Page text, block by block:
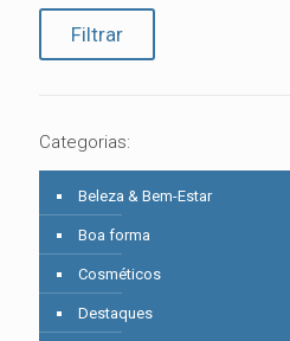
mínimo
máximoFiltrar
Categorias:
Beleza & Bem-Estar
Boa forma
Cosméticos
Destaques